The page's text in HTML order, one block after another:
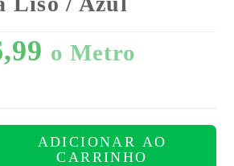
o Metro
ADICIONAR AO
CARRINHO